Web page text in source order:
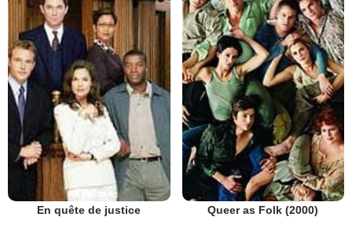
En quête de justice Queer as Folk (2000)